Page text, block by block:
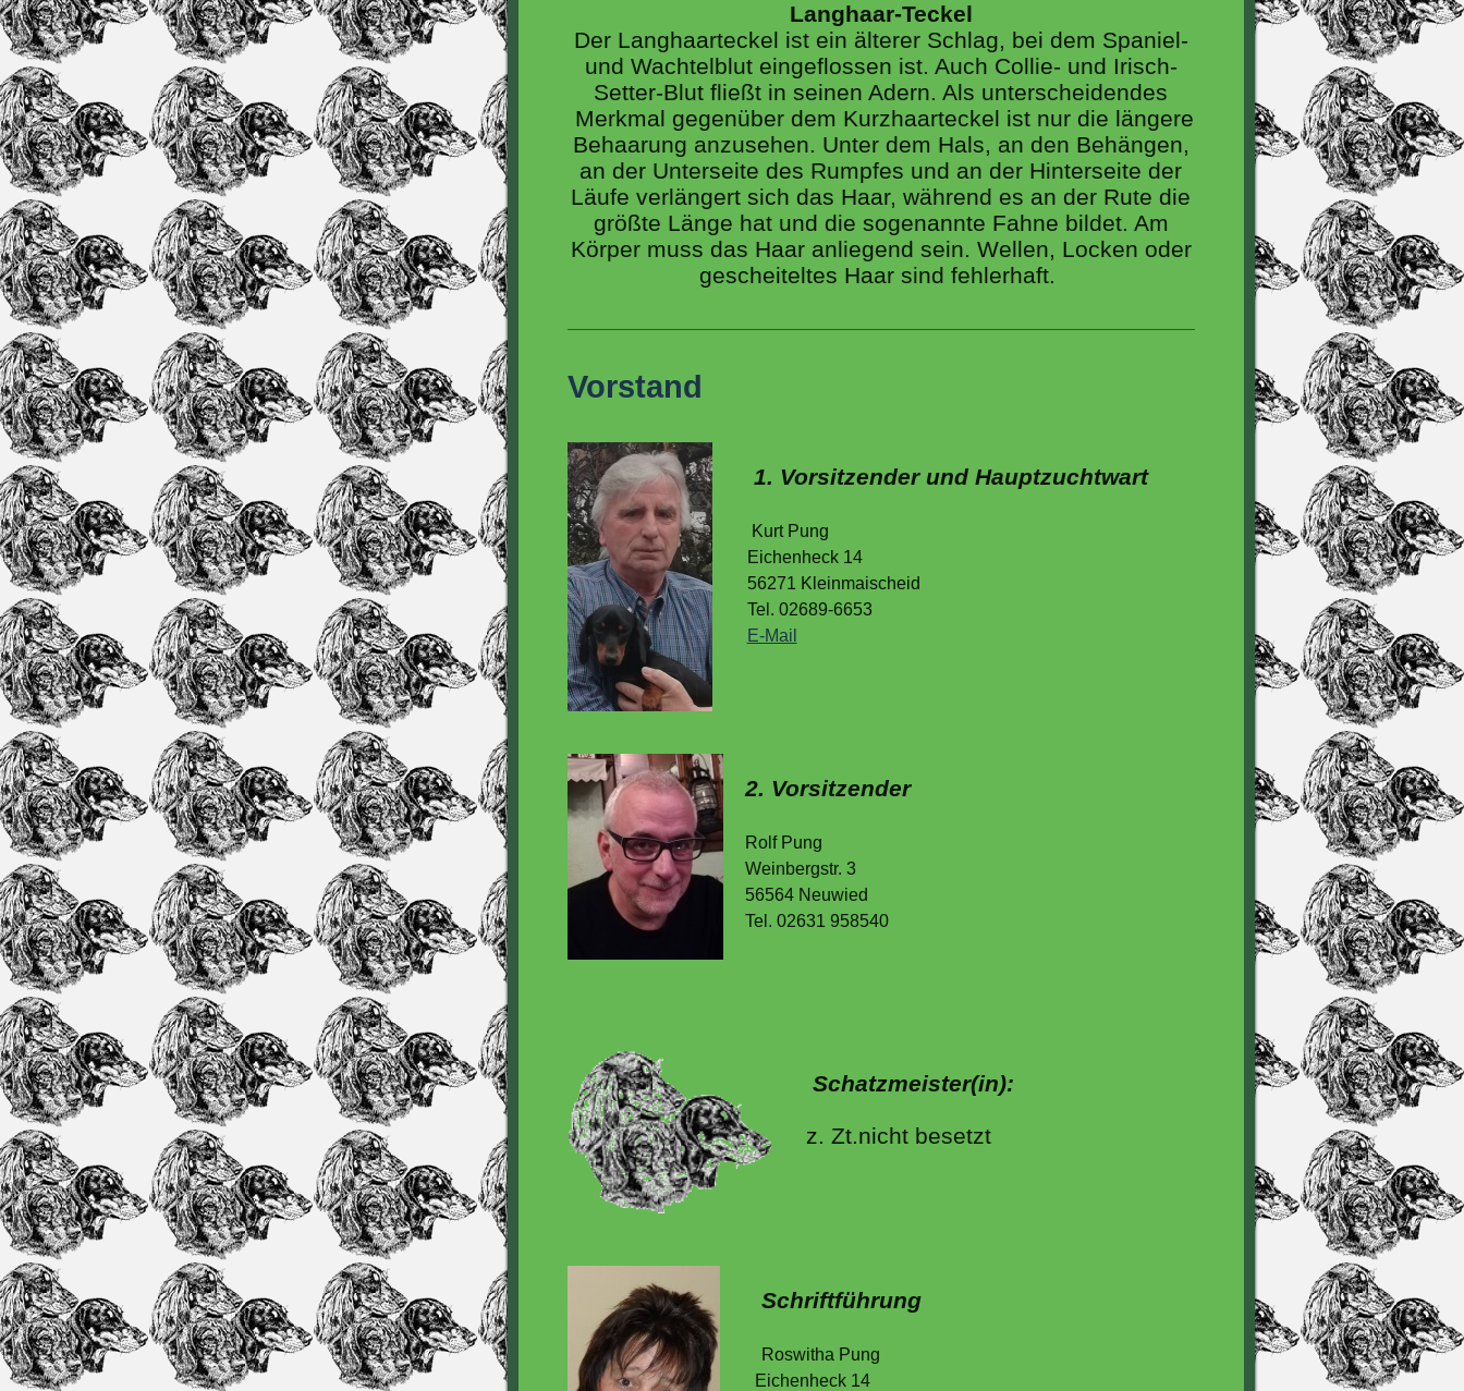
Langhaar-Teckel
Der Langhaarteckel ist ein älterer Schlag, bei dem Spaniel-
und Wachtelblut eingeflossen ist. Auch Collie- und Irisch-
Setter-Blut fließt in seinen Adern. Als unterscheidendes
Merkmal gegenüber dem Kurzhaarteckel ist nur die längere
Behaarung anzusehen. Unter dem Hals, an den Behängen,
an der Unterseite des Rumpfes und an der Hinterseite der
Läufe verlängert sich das Haar, während es an der Rute die
größte Länge hat und die sogenannte Fahne bildet. Am
Körper muss das Haar anliegend sein. Wellen, Locken oder
gescheiteltes Haar sind fehlerhaft.
Vorstand
1. Vorsitzender und Hauptzuchtwart
Kurt Pung
Eichenheck 14
56271 Kleinmaischeid
Tel. 02689-6653
E-Mail
2. Vorsitzender
Rolf Pung
Weinbergstr. 3
56564 Neuwied
Tel. 02631 958540
Schatzmeister(in):
z. Zt.nicht besetzt
Schriftführung
Roswitha Pung
Eichenheck 14